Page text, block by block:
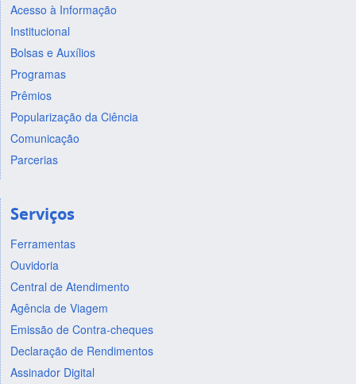
Acesso à Informação
Institucional
Bolsas e Auxílios
Programas
Prêmios
Popularização da Ciência
Comunicação
Parcerias
Serviços
Ferramentas
Ouvidoria
Central de Atendimento
Agência de Viagem
Emissão de Contra-cheques
Declaração de Rendimentos
Assinador Digital